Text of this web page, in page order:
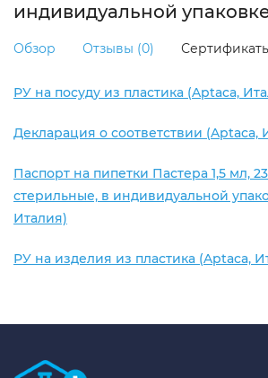
индивидуальной
Обзор Отзывы (0)
РУ на посуду из пластика (Aptaca,
Декларация о соответствии (Aptaca,
Паспорт на пипетки Пастера 1,5 мл,
стерильные, в индивидуальной
Италия)
РУ на изделия из пластика (Aptaca,